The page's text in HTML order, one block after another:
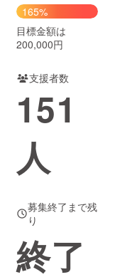
165%
目標金額は
200,000円
支援者数
151
人
募集終了まで残
り
終了